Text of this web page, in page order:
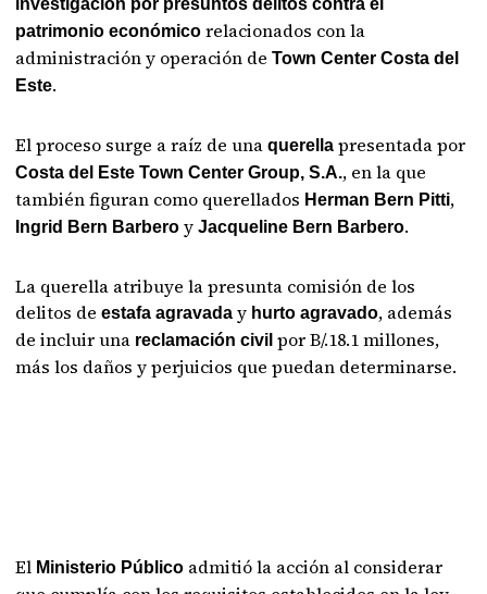
investigación por presuntos delitos contra el
patrimonio económico relacionados con la
administración y operación deTown Center Costa del
Este.
El proceso surge a raíz de unaquerella presentada por
Costa del Este Town Center Group, S.A., en la que
también figuran como querellados Herman Bern Pitti,
Ingrid Bern Barbero yJacqueline Bern Barbero.
La querella atribuye la presunta comisión de los
delitos deestafa agravada y hurto agravado, además
de incluir una reclamación civil por B/.18.1 millones,
más los daños y perjuicios que puedan determinarse.
El Ministerio Público admitió la acción al considerar